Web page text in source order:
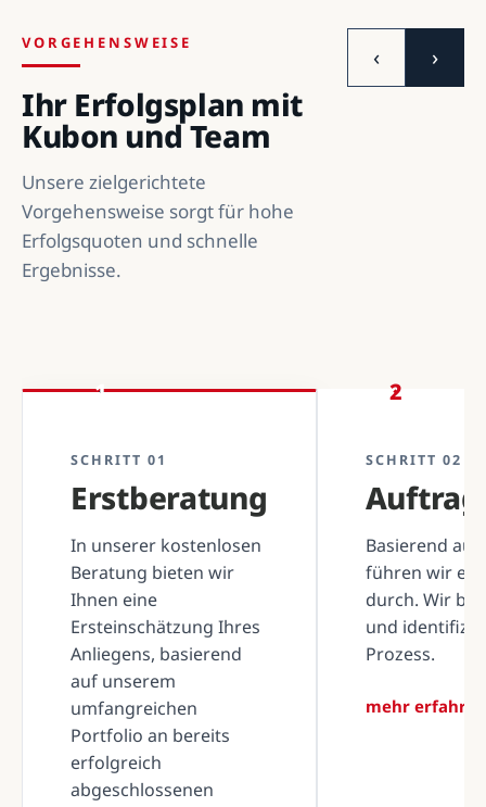
VORGEHENSWEISE
Ihr Erfolgsplan mit
Kubon und Team
Unsere zielgerichtete
Vorgehensweise sorgt für hohe
Erfolgsquoten und schnelle
Ergebnisse.
‹ ›
1
SCHRITT 01
Erstberatung
In unserer kostenlosen
Beratung bieten wir
Ihnen eine
Ersteinschätzung Ihres
Anliegens, basierend
auf unserem
umfangreichen
Portfolio an bereits
erfolgreich
abgeschlossenen
2
SCHRITT 02
Basierend
führen wir
durch. Wir
und
Prozess.
mehr erfahren